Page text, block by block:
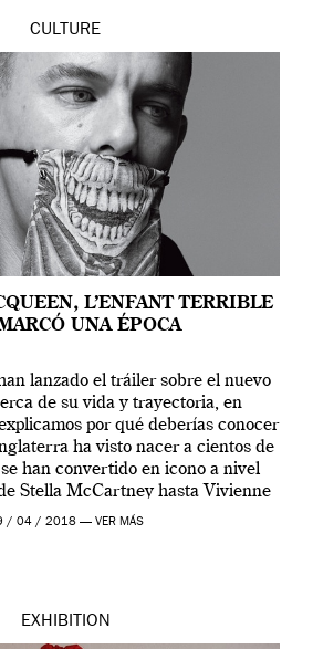
CULTURE
L’ENFANT TERRIBLE
UNA ÉPOCA
lanzado el tráiler sobre el nuevo
de su vida y trayectoria, en
por qué deberías conocer
ha visto nacer a cientos de
han convertido en icono a nivel
Stella McCartney hasta Vivienne
pasando […]
/ 04 / 2018 — VER MÁS
EXHIBITION